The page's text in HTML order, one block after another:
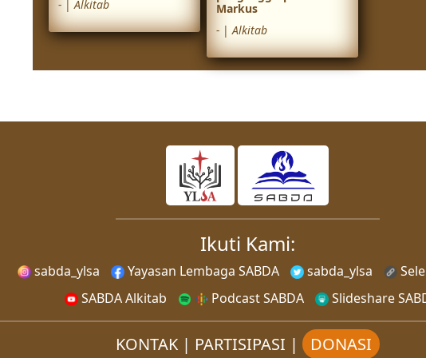
- |Alkitab
Markus
-|Alkitab
Ikuti Kami:
sabda_ylsa Yayasan Lembaga SABDA sabda_ylsa
SABDA Alkitab
Podcast SABDA Slideshare
KONTAK| PARTISIPASI | DONASI